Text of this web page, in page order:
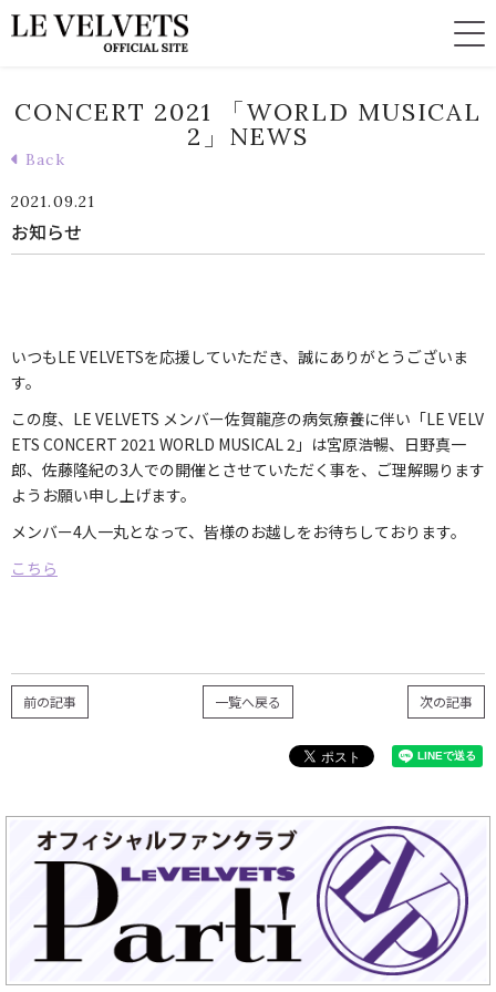
CONCERT 2021 「WORLD MUSICAL
2」NEWS
Back
2021.09.21
お知らせ
いつもLE VELVETSを応援していただき、誠にありがとうございま
す。
この度、LE VELVETS メンバー佐賀龍彦の病気療養に伴い「LE VELV
ETS CONCERT 2021 WORLD MUSICAL 2」は宮原浩暢、日野真一
郎、佐藤隆紀の3人での開催とさせていただく事を、ご理解賜ります
ようお願い申し上げます。
メンバー4人一丸となって、皆様のお越しをお待ちしております。
こちら
次の記事
一覧へ戻る
前の記事